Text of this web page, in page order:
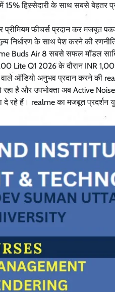
हिस्सेदारी के साथ सबसे बेहतर
फीचर्स प्रदान कर मजबूत
के साथ पेश करने की
Buds Air 8 सबसे सफल मॉडल
Lite Q1 2026 के दौरान INR
ऑडियो अनुभव प्रदान करने की
है और उपभोक्ता अब Active
रहे हैं। realme का मजबूत प्रदर्शन